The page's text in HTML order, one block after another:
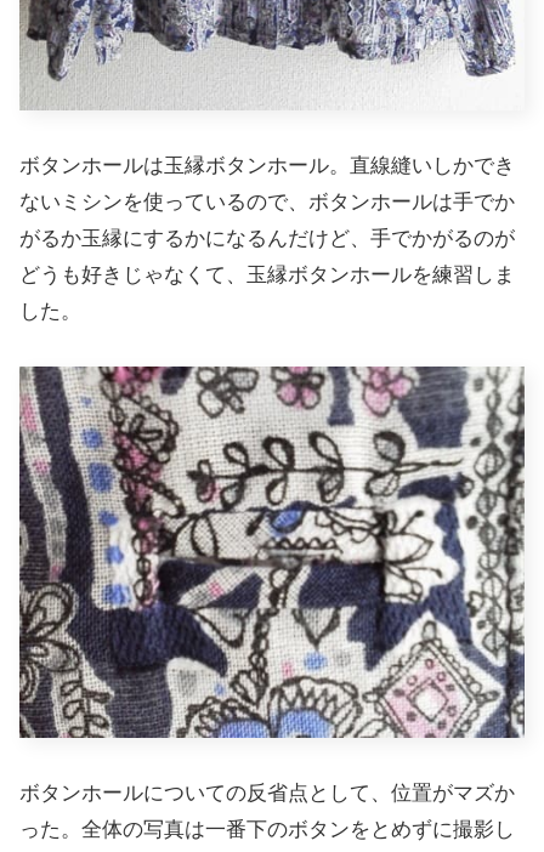
ボタンホールは玉縁ボタンホール。直線縫いしかでき
ないミシンを使っているので、ボタンホールは手でか
がるか玉縁にするかになるんだけど、手でかがるのが
どうも好きじゃなくて、玉縁ボタンホールを練習しま
した。
ボタンホールについての反省点として、位置がマズか
った。全体の写真は一番下のボタンをとめずに撮影し